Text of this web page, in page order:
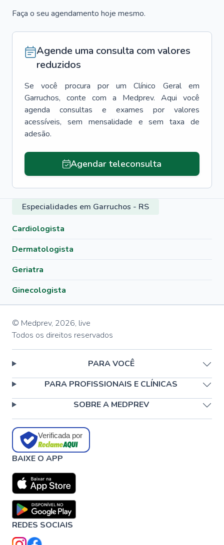
Faça o seu agendamento hoje mesmo.
Agende uma consulta com valores
reduzidos
Se você procura por um Clínico Geral
em
Garruchos, conte com a Medprev. Aqui você
agenda consultas e exames por valores
acessíveis, sem mensalidade e sem taxa de
adesão.
Agendar teleconsulta
Especialidades em Garruchos - RS
Cardiologista
Dermatologista
Geriatra
Ginecologista
© Medprev, 2026, live
Todos os direitos reservados
PARA VOCÊ
PARA PROFISSIONAIS E CLÍNICAS
SOBRE A MEDPREV
Verificada por
BAIXE O APP
REDES SOCIAIS